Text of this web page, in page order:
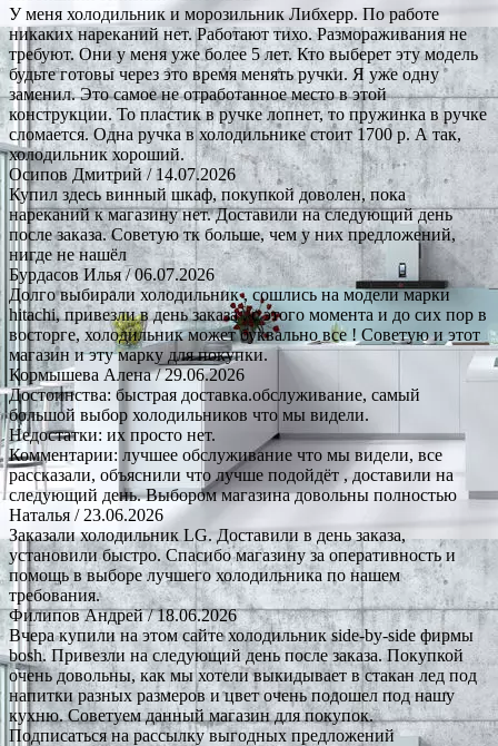
У меня холодильник и морозильник Либхерр. По работе
никаких нареканий нет. Работают тихо. Размораживания не
требуют. Они у меня уже более 5 лет. Кто выберет эту модель
будьте готовы через это время менять ручки. Я уже одну
заменил. Это самое не отработанное место в этой
конструкции. То пластик в ручке лопнет, то пружинка в ручке
сломается. Одна ручка в холодильнике стоит 1700 р. А так,
холодильник хороший.
Осипов Дмитрий/ 14.07.2026
Купил здесь винный шкаф, покупкой доволен, пока
нареканий к магазину нет. Доставили на следующий день
после заказа. Советую тк больше, чем у них предложений,
нигде не нашёл
Бурдасов Илья/ 06.07.2026
Долго выбирали холодильник , сошлись на модели марки
hitachi, привезли в день заказа , с этого момента и до сих пор в
восторге, холодильник может буквально все ! Советую и этот
магазин и эту марку для покупки.
Кормышева Алена/ 29.06.2026
Достоинства: быстрая доставка.обслуживание, самый
большой выбор холодильников что мы видели.
Недостатки: их просто нет.
Комментарии: лучшее обслуживание что мы видели, все
рассказали, объяснили что лучше подойдёт , доставили на
следующий день. Выбором магазина довольны полностью
Наталья / 23.06.2026
Заказали холодильник LG. Доставили в день заказа,
установили быстро. Спасибо магазину за оперативность и
помощь в выборе лучшего холодильника по нашем
требования.
Филипов Андрей/ 18.06.2026
Вчера купили на этом сайте холодильник side-by-side фирмы
bosh. Привезли на следующий день после заказа. Покупкой
очень довольны, как мы хотели выкидывает в стакан лед под
напитки разных размеров и цвет очень подошел под нашу
кухню. Советуем данный магазин для покупок.
Подписаться на рассылку выгодных предложений